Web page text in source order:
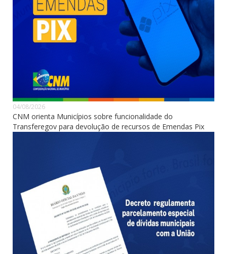
04/08/2026
CNM orienta Municípios sobre funcionalidade do
Transferegov para devolução de recursos de Emendas Pix